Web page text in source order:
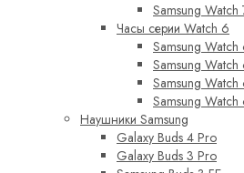
Samsung Watch
Часы серии Watch 6
Samsung
Samsung
Samsung
Samsung
Наушники Samsung
Galaxy Buds 4 Pro
Galaxy Buds 3 Pro